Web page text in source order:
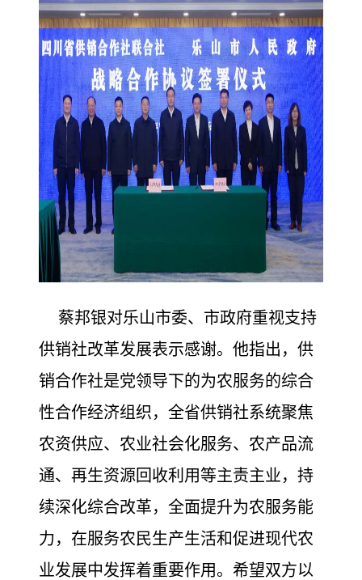
蔡邦银对乐山市委、市政府重视支持
供销社改革发展表示感谢。他指出，供
销合作社是党领导下的为农服务的综合
性合作经济组织，全省供销社系统聚焦
农资供应、农业社会化服务、农产品流
通、再生资源回收利用等主责主业，持
续深化综合改革，全面提升为农服务能
力，在服务农民生产生活和促进现代农
业发展中发挥着重要作用。希望双方以